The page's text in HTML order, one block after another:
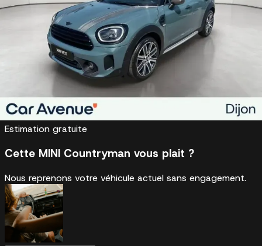
Etendez la garantie jusqu'à 5 ans avec l'option
dans le financement
Véhicule reconditionné et garantie
Véhicule certifié Car Avenue 2ème vie
Faire reprendre mon véhicule par Car
Avenue
Estimation gratuite
Cette MINI Countryman vous plaît ?
Nous reprenons votre véhicule actuel sans engagement.